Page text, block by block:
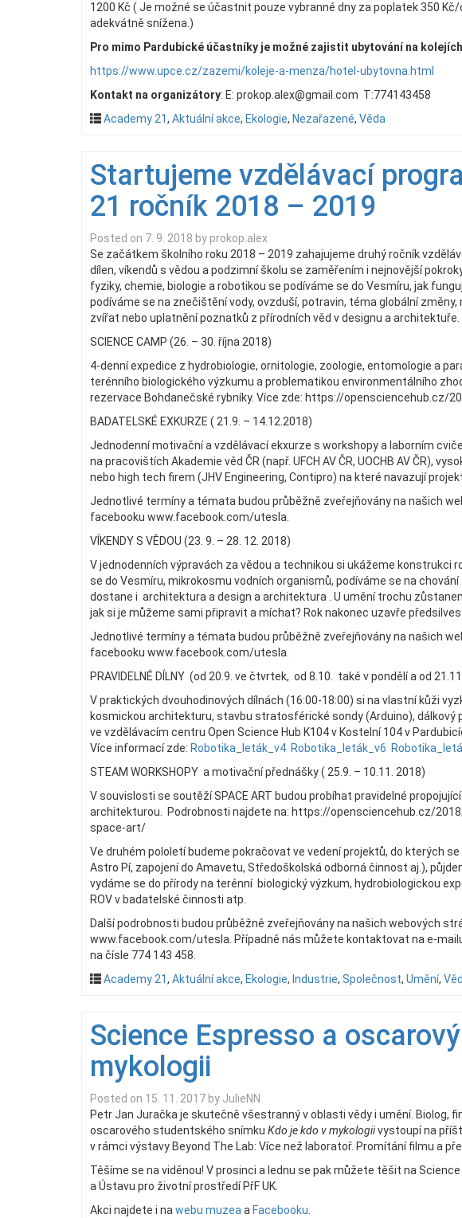
1200 Kč ( Je možné se účastnit pouze vybranné dny za poplatek 350
adekvátně snížena.)
Pro mimo Pardubické účastníky je možné zajistit ubytování na
https://www.upce.cz/zazemi/koleje-a-menza/hotel-ubytovna.html
Kontakt na organizátory: E: prokop.alex@gmail.com T:774143458
Academy 21, Aktuální akce, Ekologie, Nezařazené, Věda
Startujeme vzdělávací
21 ročník 2018 – 2019
Posted on 7. 9. 2018 by prokop.alex
Se začátkem školního roku 2018 – 2019 zahajujeme druhý ročník
dílen, víkendů s vědou a podzimní školu se zaměřením i nejnovější
fyziky, chemie, biologie a robotikou se podíváme se do Vesmíru, jak
podíváme se na znečištění vody, ovzduší, potravin, téma globální
zvířat nebo uplatnění poznatků z přírodních věd v designu a architektuře.
SCIENCE CAMP (26. – 30. října 2018)
4-denní expedice z hydrobiologie, ornitologie, zoologie, entomologie a
terénního biologického výzkumu a problematikou environmentálního
rezervace Bohdanečské rybníky. Více zde: https://opensciencehub.cz/
BADATELSKÉ EXKURZE ( 21.9. – 14.12.2018)
Jednodenní motivační a vzdělávací ekxurze s workshopy a laborním
na pracovištích Akademie věd ČR (např. UFCH AV ČR, UOCHB AV ČR),
nebo high tech firem (JHV Engineering, Contipro) na které navazují
Jednotlivé termíny a témata budou průběžně zveřejňovány na našich
facebooku www.facebook.com/utesla.
VÍKENDY S VĚDOU (23. 9. – 28. 12. 2018)
V jednodenních výpravách za vědou a technikou si ukážeme konstrukci
se do Vesmíru, mikrokosmu vodních organismů, podíváme se na
dostane i architektura a design a architektura . U umění trochu
jak si je můžeme sami připravit a míchat? Rok nakonec uzavře
Jednotlivé termíny a témata budou průběžně zveřejňovány na našich
facebooku www.facebook.com/utesla.
PRAVIDELNÉ DÍLNY (od 20.9. ve čtvrtek, od 8.10. také v pondělí a od
V praktických dvouhodinových dílnách (16:00-18:00) si na vlastní kůži
kosmickou architekturu, stavbu stratosférické sondy (Arduino),
ve vzdělávacím centru Open Science Hub K104 v Kostelní 104 v
Více informací zde: Robotika_leták_v4 Robotika_leták_v6
STEAM WORKSHOPY a motivační přednášky ( 25.9. – 10.11. 2018)
V souvislosti se soutěží SPACE ART budou probíhat pravidelné
architekturou. Podrobnosti najdete na: https://opensciencehub.cz/
space-art/
Ve druhém pololetí budeme pokračovat ve vedení projektů, do kterých
Astro Pí, zapojení do Amavetu, Středoškolská odborná činnost aj.),
vydáme se do přírody na terénní biologický výzkum, hydrobiologickou
ROV v badatelské činnosti atp.
Další podrobnosti budou průběžně zveřejňovány na našich webových
www.facebook.com/utesla. Případně nás můžete kontaktovat na e-
na čísle 774 143 458.
Academy 21, Aktuální akce, Ekologie, Industrie, Společnost, Umění,
Science Espresso a
mykologii
Posted on 15. 11. 2017 by JulieNN
Petr Jan Juračka je skutečně všestranný v oblasti vědy i umění. Biolog,
oscarového studentského snímku Kdo je kdo v mykologiivystoupí na
v rámci výstavy Beyond The Lab: Více než laboratoř. Promítání filmu a
Těšíme se na viděnou! V prosinci a lednu se pak můžete těšit na
a Ústavu pro životní prostředí PřF UK.
Akci najdete i nawebu muzeaa Facebooku.